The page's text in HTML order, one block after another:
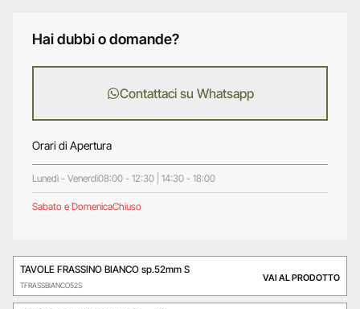
Hai dubbi o domande?
Contattaci su Whatsapp
Orari di Apertura
Lunedì - Venerdì08:00 - 12:30 | 14:30 - 18:00
Sabato e DomenicaChiuso
TAVOLE FRASSINO BIANCO sp.52mm S
TFRASSBIANCO52S
VAI AL PRODOTTO